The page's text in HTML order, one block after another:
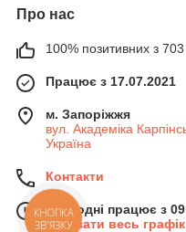
Про нас
100% позитивних з 703
Працює з 17.07.2021
м. Запоріжжя
вул. Академіка
Україна
Контакти
Сьогодні працює з
Показати весь
КНОПКА
ЗВ'ЯЗКУ